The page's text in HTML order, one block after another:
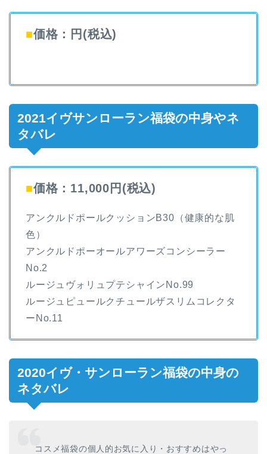
■価格：円(税込)
2021イヴサンローラン福袋の中身やネ
タバレ
■価格：11,000円(税込)
アンクルドポールクッションB30（健康的な肌
色）
アンクルドポーオールアワーズコンシーラー
No.2
ルージュヴォリュプテシャインNo.99
ルージュピュールクチュールザスリムコレクタ
ーNo.11
2020イヴ・サンローラン福袋の中身の
ネタバレ
コスメ福袋の個人的お気に入り・おすすめはやっ